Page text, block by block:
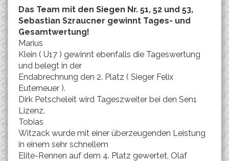
Das Team mit den Siegen Nr. 51, 52 und 53,
Sebastian Szraucner gewinnt Tages- und
Gesamtwertung!
Marius
Klein ( U17 ) gewinnt ebenfalls die Tageswertung
und belegt in der
Endabrechnung den 2. Platz ( Sieger Felix
Euterneuer ).
Dirk Petscheleit wird Tageszweiter bei den Sen1
Lizenz.
Tobias
Witzack wurde mit einer überzeugenden Leistung
in einem sehr schnellem
Elite-Rennen auf dem 4. Platz gewertet, Olaf